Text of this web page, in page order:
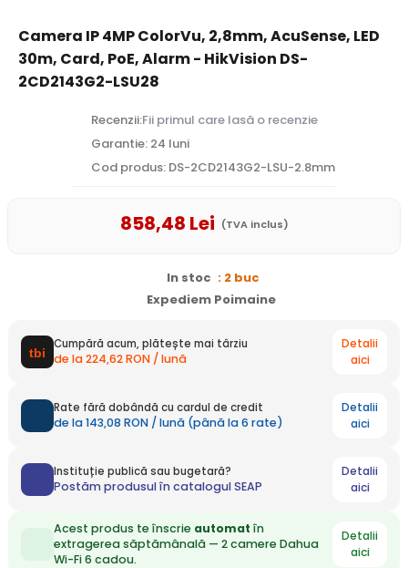
Camera IP 4MP ColorVu, 2,8mm, AcuSense, LED
30m, Card, PoE, Alarm - HikVision DS-
2CD2143G2-LSU28
Recenzii:Fii primul care lasă o recenzie
Garantie: 24 luni
Cod produs: DS-2CD2143G2-LSU-2.8mm
858,48 Lei (TVA inclus)
In stoc : 2 buc
Expediem Poimaine
Cumpără acum, plătește mai târziu
de la 224,62 RON / lună
Detalii
aici
Rate fără dobândă cu cardul de credit
de la 143,08 RON / lună (până la 6 rate)
Detalii
aici
Instituție publică sau bugetară?
Postăm produsul în catalogul SEAP
Detalii
aici
Acest produs te înscrie automat în
extragerea săptămânală — 2 camere Dahua
Wi-Fi 6 cadou.
Detalii
aici